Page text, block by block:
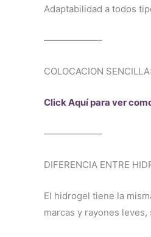
Adaptabilidad a todos
——————-
COLOCACION SENCILLA:
Click Aquí para ver
——————-
DIFERENCIA ENTRE
El hidrogel tiene la
marcas y rayones